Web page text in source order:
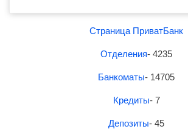
Страница ПриватБанк
Отделения- 4235
Банкоматы- 14705
Кредиты- 7
Депозиты- 45